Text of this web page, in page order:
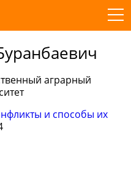
аграрный
и способы их